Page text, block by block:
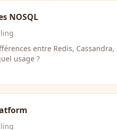
NOSQL
entre Redis, Cassandra,
usage ?